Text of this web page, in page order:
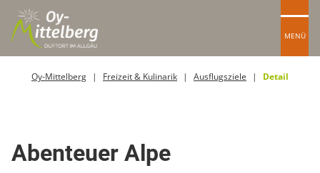
MENÜ
Oy-Mittelberg Freizeit & Kulinarik Ausflugsziele Detail
Abenteuer Alpe